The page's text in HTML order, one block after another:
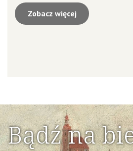
Zobacz więcej
Bądź na